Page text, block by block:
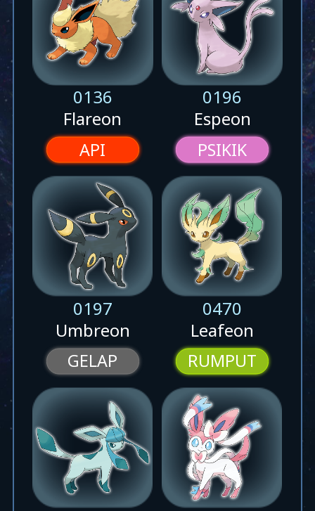
0136
Flareon
API
0196
Espeon
PSIKIK
0197
Umbreon
GELAP
0470
Leafeon
RUMPUT